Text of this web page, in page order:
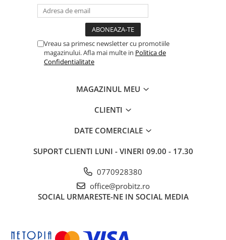
Vreau sa primesc newsletter cu promotiile
magazinului. Afla mai multe in Politica de
Confidentialitate
MAGAZINUL MEU
CLIENTI
DATE COMERCIALE
SUPORT CLIENTI LUNI - VINERI 09.00 - 17.30
0770928380
office@probitz.ro
SOCIAL URMARESTE-NE IN SOCIAL MEDIA